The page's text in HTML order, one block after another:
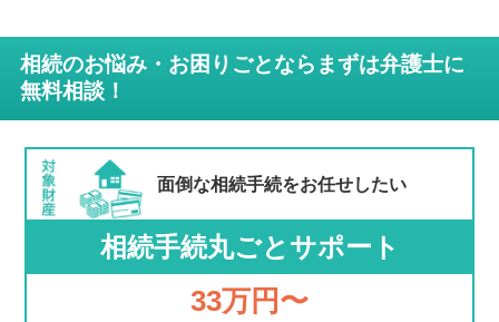
相続のお悩み・お困りごとならまずは弁護士に
無料相談！
面倒な相続手続をお任せしたい
相続手続丸ごとサポート
33万円〜